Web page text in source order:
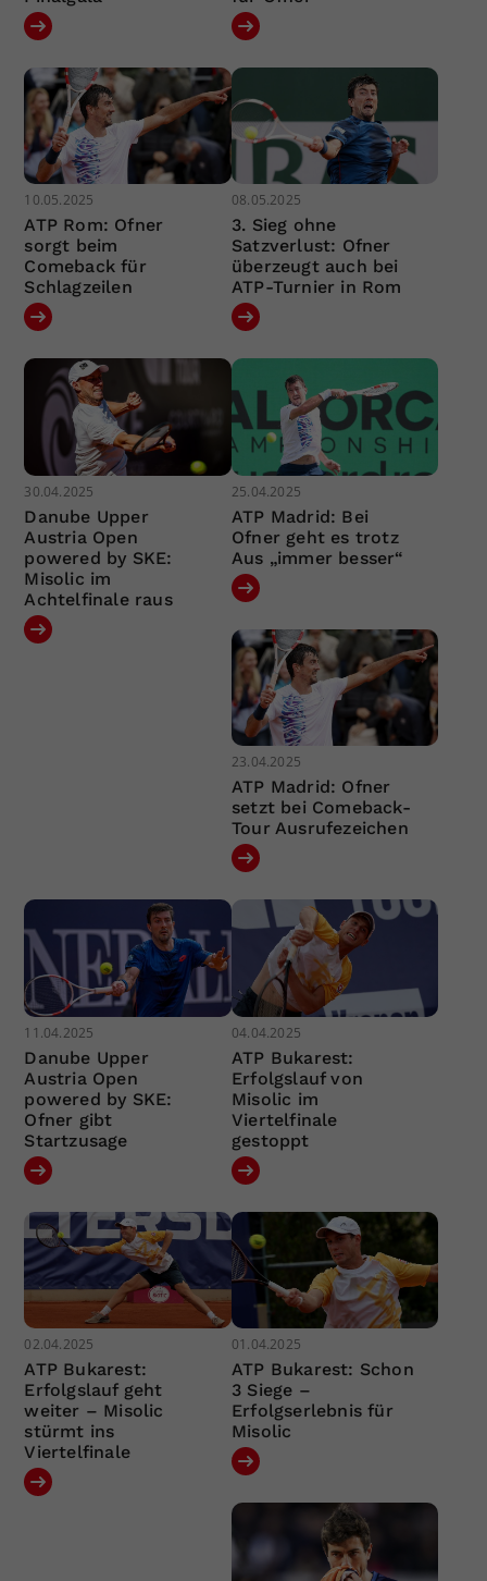
10.05.2025
ATP Rom: Ofner
sorgt beim
Comeback für
Schlagzeilen
08.05.2025
3. Sieg ohne
Satzverlust: Ofner
überzeugt auch bei
ATP-Turnier in Rom
30.04.2025
Danube Upper
Austria Open
powered by SKE:
Misolic im
Achtelfinale raus
25.04.2025
ATP Madrid: Bei
Ofner geht es trotz
Aus „immer besser“
23.04.2025
ATP Madrid: Ofner
setzt bei Comeback-
Tour Ausrufezeichen
11.04.2025
Danube Upper
Austria Open
powered by SKE:
Ofner gibt
Startzusage
04.04.2025
ATP Bukarest:
Erfolgslauf von
Misolic im
Viertelfinale
gestoppt
02.04.2025
ATP Bukarest:
Erfolgslauf geht
weiter – Misolic
stürmt ins
Viertelfinale
01.04.2025
ATP Bukarest: Schon
3 Siege –
Erfolgserlebnis für
Misolic